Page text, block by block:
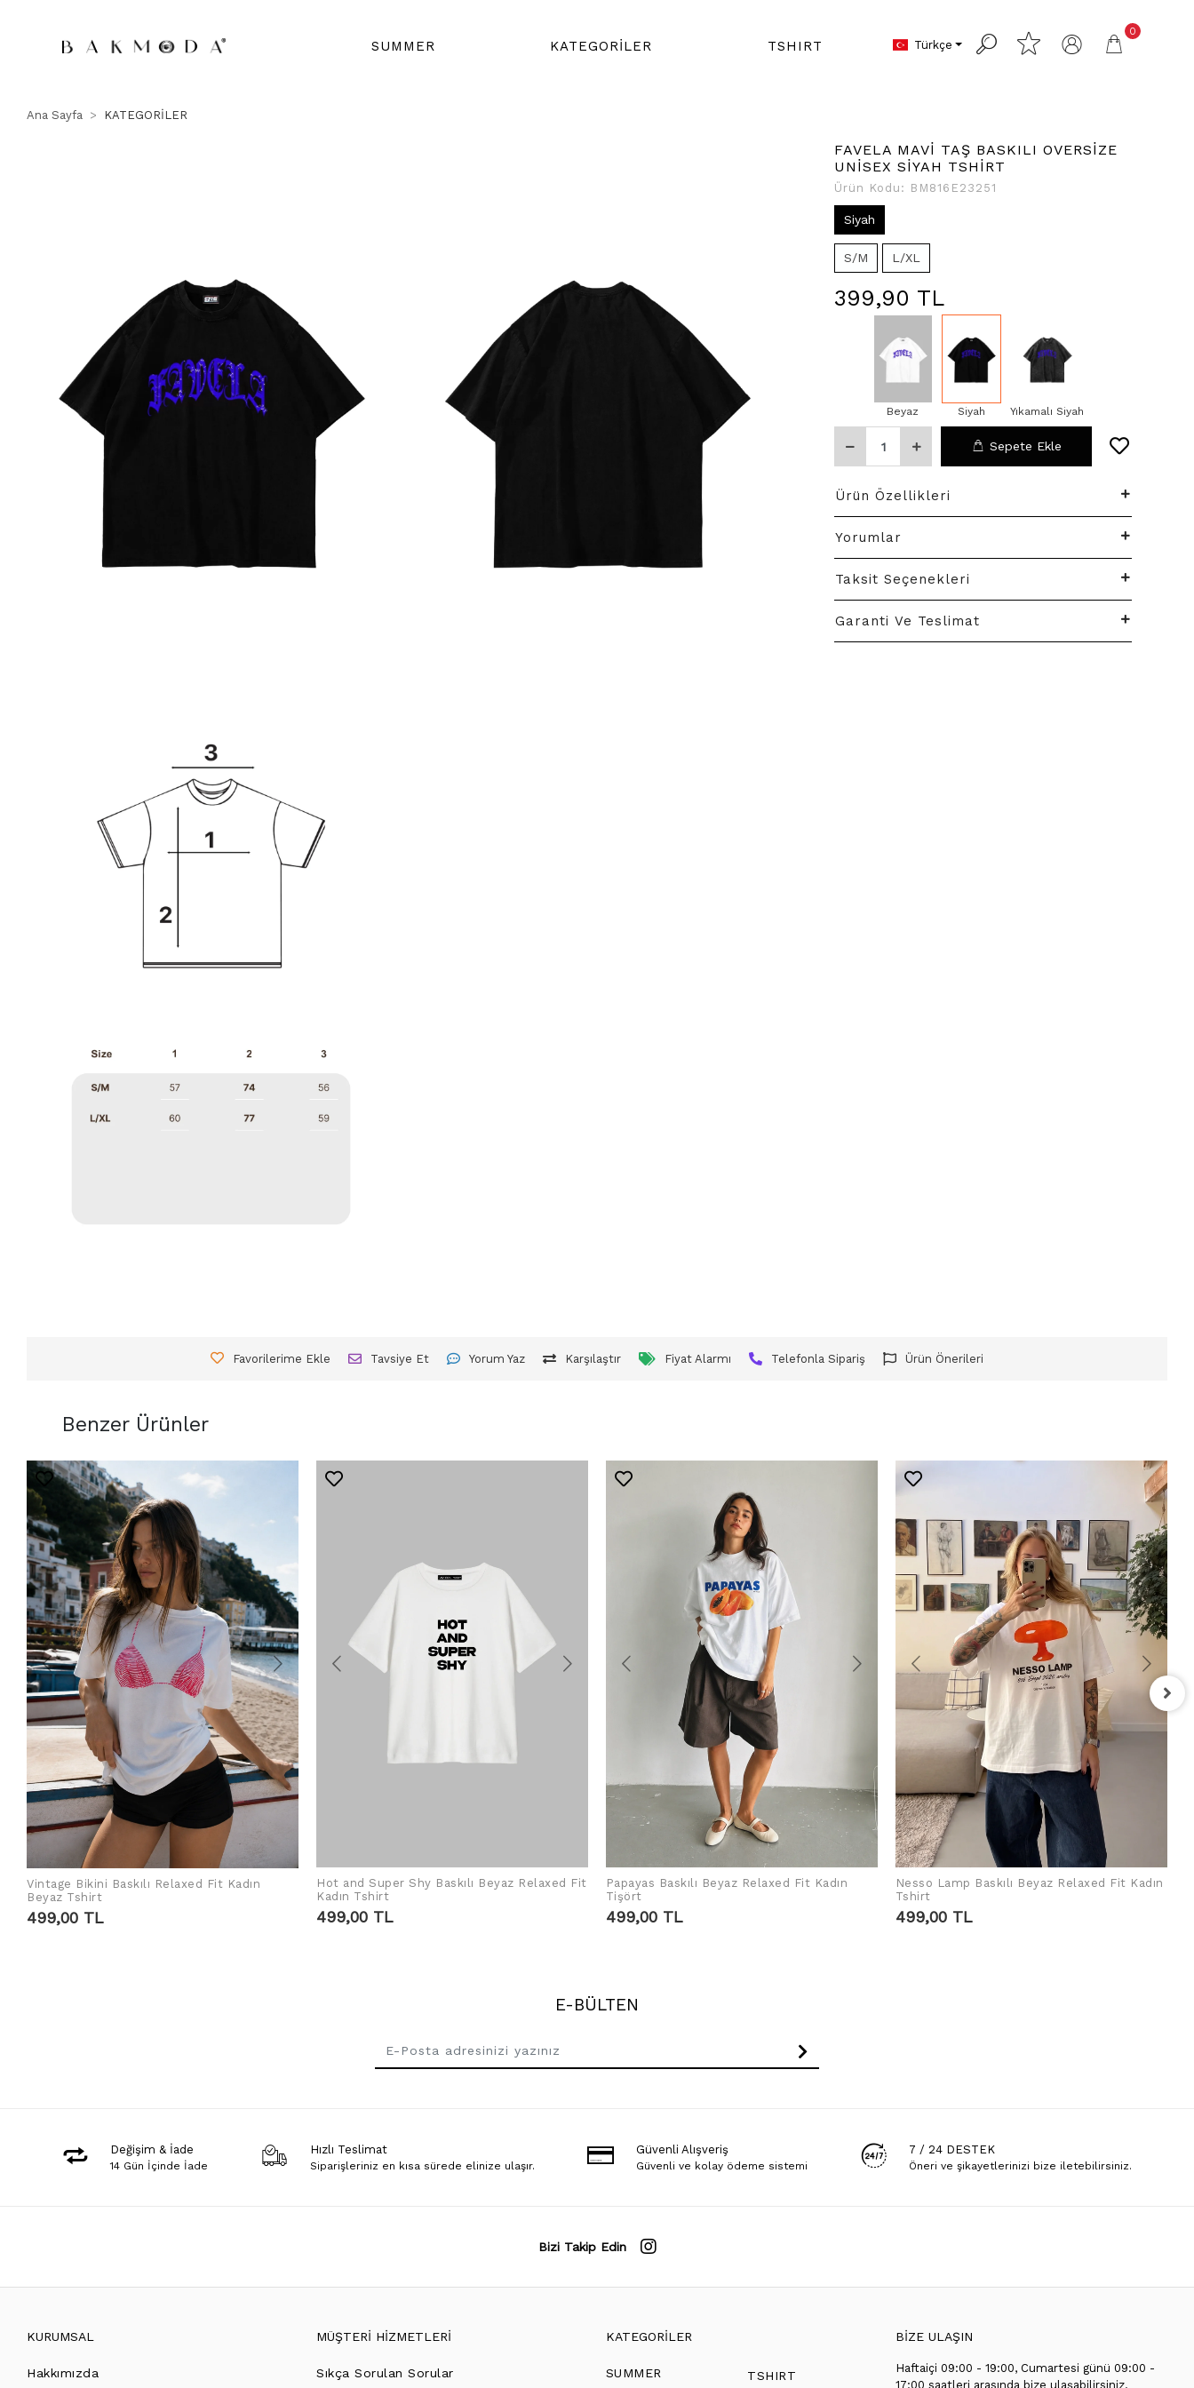
SUMMER KATEGORİLER TSHIRT Türkçe
0
Ana Sayfa KATEGORİLER
FAVELA MAVİ TAŞ BASKILI OVERSİZE
UNİSEX SİYAH TSHİRT
Ürün Kodu: BM816E23251
Siyah
S/M L/XL
399,90 TL
Beyaz Siyah Yıkamalı Siyah
Sepete Ekle
Ürün Özellikleri
Yorumlar
Taksit Seçenekleri
Garanti Ve Teslimat
Favorilerime Ekle Tavsiye Et Yorum Yaz Karşılaştır Fiyat Alarmı Telefonla Sipariş Ürün Önerileri
Benzer Ürünler
Vintage Bikini Baskılı Relaxed Fit Kadın
Beyaz Tshirt
499,00 TL
SEPETE EKLE
Hot and Super Shy Baskılı Beyaz Relaxed Fit
Kadın Tshirt
499,00 TL
SEPETE EKLE
Papayas Baskılı Beyaz Relaxed Fit Kadın
Tişört
499,00 TL
SEPETE EKLE
Nesso Lamp Baskılı Beyaz Relaxed Fit Kadın
Tshirt
499,00 TL
E-BÜLTEN
Değişim & İade
14 Gün İçinde İade
Hızlı Teslimat
Siparişleriniz en kısa sürede elinize ulaşır.
Güvenli Alışveriş
Güvenli ve kolay ödeme sistemi
7 / 24 DESTEK
Öneri ve şikayetlerinizi bize iletebilirsiniz.
Bizi Takip Edin
KURUMSAL
Hakkımızda
MÜŞTERİ HİZMETLERİ
Sıkça Sorulan Sorular
KATEGORİLER
SUMMER TSHIRT
BİZE ULAŞIN
Haftaiçi 09:00 - 19:00, Cumartesi günü 09:00 -
17:00 saatleri arasında bize ulaşabilirsiniz.